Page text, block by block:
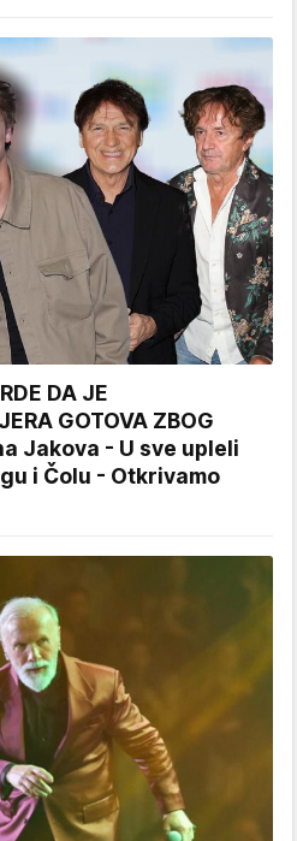
DA JE
GOTOVA ZBOG
Jakova - U sve upleli
i Čolu - Otkrivamo